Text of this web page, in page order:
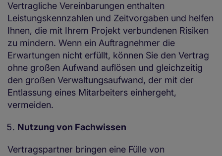
Vertragliche Vereinbarungen enthalten
Leistungskennzahlen und Zeitvorgaben und helfen
Ihnen, die mit Ihrem Projekt verbundenen Risiken
zu mindern. Wenn ein Auftragnehmer die
Erwartungen nicht erfüllt, können Sie den Vertrag
ohne großen Aufwand auflösen und gleichzeitig
den großen Verwaltungsaufwand, der mit der
Entlassung eines Mitarbeiters einhergeht,
vermeiden.
Nutzung von Fachwissen
Vertragspartner bringen eine Fülle von